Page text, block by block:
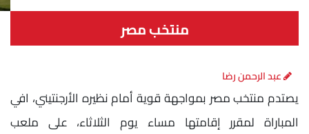
منتخب مصر
عبد الرحمن رضا
يصتدم منتخب مصر بمواجهة قوية أمام نظيره الأرجنتيني، افي
المباراة لمقرر إقامتها مساء يوم الثلاثاء، على ملعب